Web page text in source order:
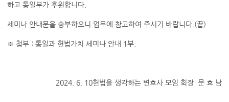
하고 통일부가 후원합니다.
세미나 안내문을 송부하오니 업무에 참고하여 주시기 바랍니다.(끝)
※ 첨부 : 통일과 헌법가치 세미나 안내 1부.
2024. 6. 10헌법을 생각하는 변호사 모임 회장 문 효 남